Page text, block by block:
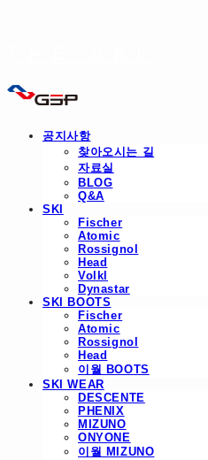
공지사항
찾아오시는 길
자료실
BLOG
Q&A
SKI
Fischer
Atomic
Rossignol
Head
Volkl
Dynastar
SKI BOOTS
Fischer
Atomic
Rossignol
Head
이월 BOOTS
SKI WEAR
DESCENTE
PHENIX
MIZUNO
ONYONE
이월 MIZUNO